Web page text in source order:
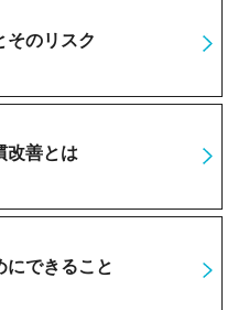
そのリスク
改善とは
にできること